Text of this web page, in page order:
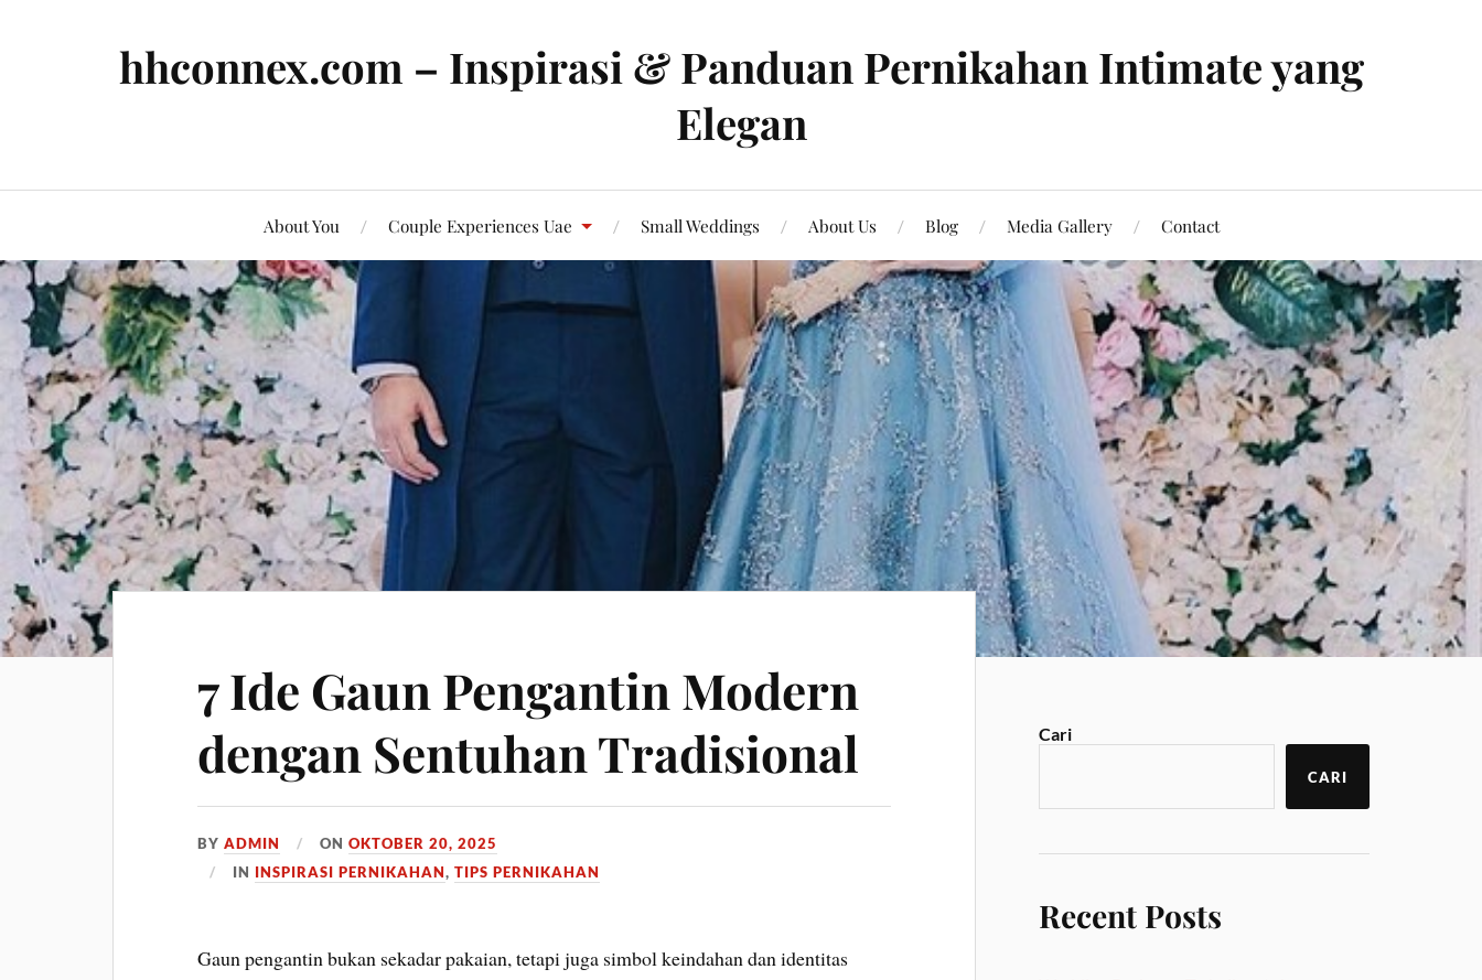
hhconnex.com – Inspirasi & Panduan Pernikahan Intimate yang
Elegan
About You Couple Experiences Uae Small Weddings About Us Blog Media Gallery Contact
7 Ide Gaun Pengantin Modern
dengan Sentuhan Tradisional
BYADMIN ONOKTOBER 20, 2025
IN INSPIRASI PERNIKAHAN,TIPS PERNIKAHAN
Gaun pengantin bukan sekadar pakaian, tetapi juga simbol keindahan dan identitas
Cari
CARI
Recent Posts